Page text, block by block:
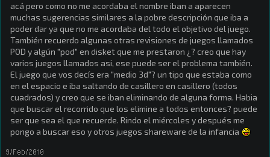
acá pero como no me acordaba el nombre iban a aparecen
muchas sugerencias similares a la pobre descripción que iba a
poder dar ya que no me acordaba del todo el objetivo del juego.
También recuerdo algunas otras revisiones de juegos llamados
POD y algún "pod" en disket que me prestaron ¿? creo que hay
varios juegos llamados asi, ese puede ser el problema también.
El juego que vos decís era "medio 3d"? un tipo que estaba como
en el espacio e iba saltando de casillero en casillero (todos
cuadrados) y creo que se iban eliminando de alguna forma. Habia
que buscar el recorrido que los elimine a todos entonces? puede
ser que sea el que recuerde. Rindo el miércoles y después me
pongo a buscar eso y otros juegos shareware de la infancia
9/Feb/2010